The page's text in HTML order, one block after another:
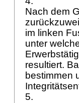
Nach dem
im linken
unter
resultiert.
bestimmen
5.